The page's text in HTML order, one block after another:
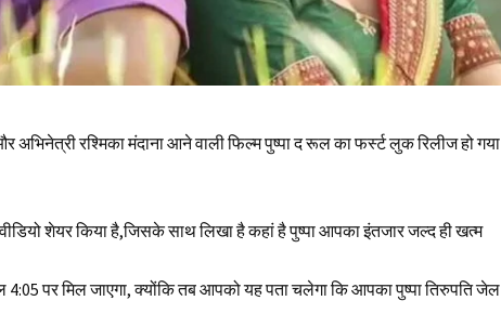
अभिनेत्री रश्मिका मंदाना आने वाली फिल्म पुष्पा द रूल का फर्स्ट लुक रिलीज हो गया
शेयर किया है,जिसके साथ लिखा है कहां है पुष्पा आपका इंतजार जल्द ही खत्म
पर मिल जाएगा, क्योंकि तब आपको यह पता चलेगा कि आपका पुष्पा तिरुपति जेल